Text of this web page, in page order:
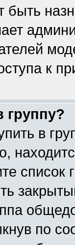
быть
к
группу?
в
список
по